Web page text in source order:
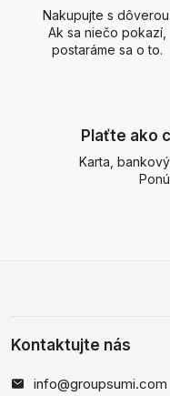
Nakupujte s dôverou.
Ak sa niečo pokazí,
postaráme sa o to.
Plaťte ako
Karta,
Kontaktujte nás
info@groupsumi.com